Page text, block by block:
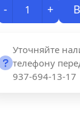
- +
Уточняйте
телефону
937-694-13-17